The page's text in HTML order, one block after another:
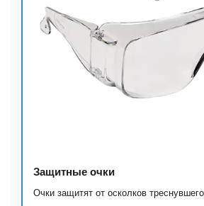
Защитные очки
Очки защитят от осколков